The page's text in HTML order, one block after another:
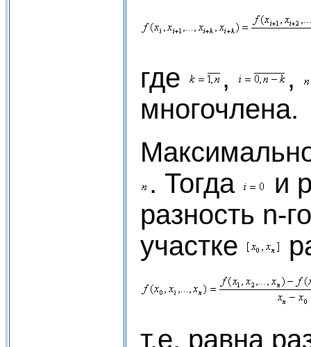
где ,
,
многочлена.
. Тогда
и
разность n-
участке
т.е. равна